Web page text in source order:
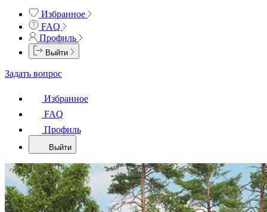
Избранное
FAQ
Профиль
Выйти
Задать вопрос
Избранное
FAQ
Профиль
Выйти